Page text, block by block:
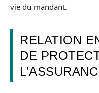
vie du mandant.
RELATION
DE